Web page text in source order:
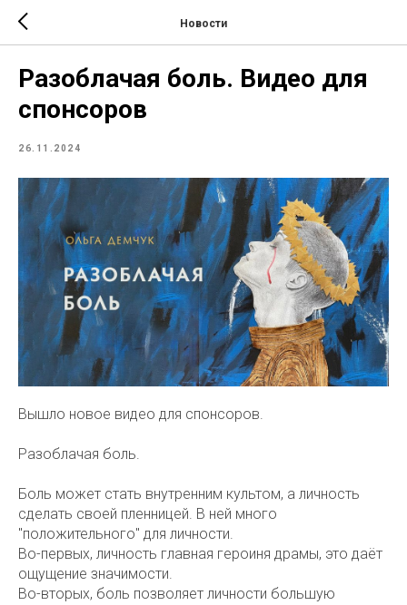
Новости
Разоблачая боль. Видео для
спонсоров
26.11.2024
Вышло новое видео для спонсоров.
Разоблачая боль.
Боль может стать внутренним культом, а личность
сделать своей пленницей. В ней много
"положительного" для личности.
Во-первых, личность главная героиня драмы, это даёт
ощущение значимости.
Во-вторых, боль позволяет личности большую